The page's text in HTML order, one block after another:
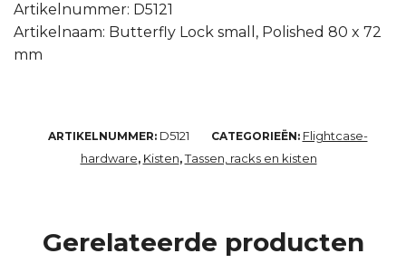
Artikelnummer: D5121
Artikelnaam: Butterfly Lock small, Polished 80 x 72
mm
ARTIKELNUMMER: D5121 CATEGORIEËN: Flightcase-
hardware, Kisten,Tassen, racks en kisten
Gerelateerde producten